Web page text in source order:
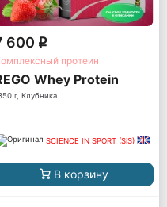
600 q
протеин
Whey Protein
г, Клубника
SCIENCE IN SPORT (SiS)
В корзину